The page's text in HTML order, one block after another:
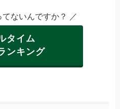
ないんですか？ ／
タイム
ンキング